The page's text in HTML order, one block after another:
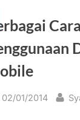
Posted
02/01/2014 By